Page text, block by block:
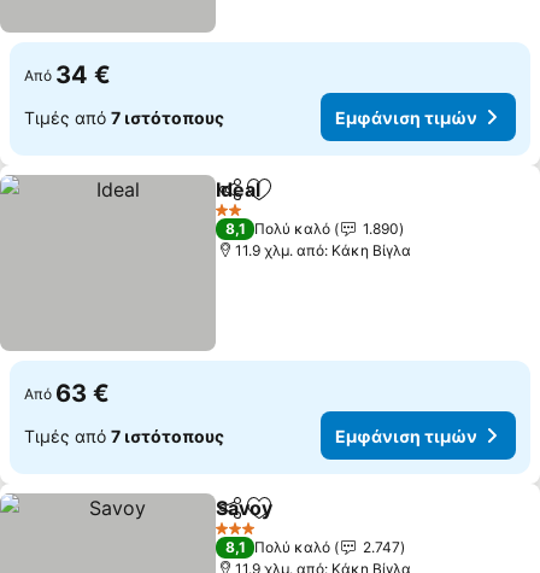
Από 34 €
Τιμές από 7 ιστότοπους Εμφάνιση τιμών
Κοινοποίηση
Προσθήκη στα αγαπημένα
Ideal
2 Αστέρια
8,1 Πολύ καλό
1.890
11.9 χλμ. από: Κάκη Βίγλα
Από 63 €
Τιμές από 7 ιστότοπους Εμφάνιση τιμών
Κοινοποίηση
Προσθήκη στα αγαπημένα
Savoy
3 Αστέρια
8,1 Πολύ καλό
2.747
11.9 χλμ. από: Κάκη Βίγλα